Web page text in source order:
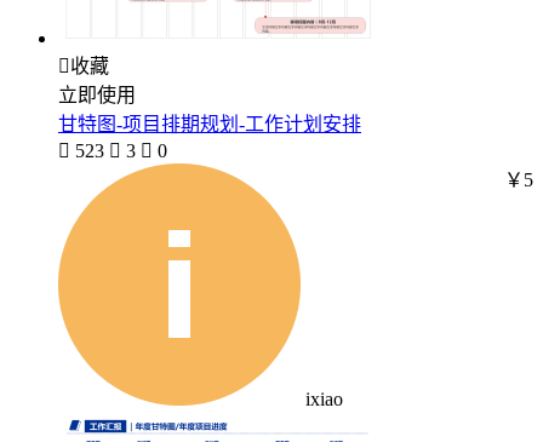
收藏
立即使用
甘特图-项目排期规划-工作计划安排
 523  3  0
ixiao
￥5